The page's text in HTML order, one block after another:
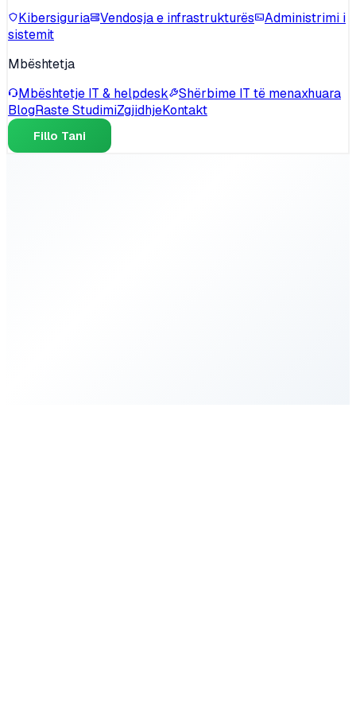
Kibersiguria
Vendosja e infrastrukturës
Administrimi i
sistemit
Mbështetja
Mbështetje IT & helpdesk
Shërbime IT të menaxhuara
BlogRaste StudimiZgjidhjeKontakt
Fillo Tani